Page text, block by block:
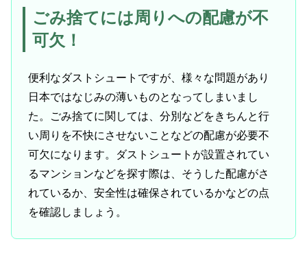
ごみ捨てには周りへの配慮が不
可欠！
便利なダストシュートですが、様々な問題があり
日本ではなじみの薄いものとなってしまいまし
た。ごみ捨てに関しては、分別などをきちんと行
い周りを不快にさせないことなどの配慮が必要不
可欠になります。ダストシュートが設置されてい
るマンションなどを探す際は、そうした配慮がさ
れているか、安全性は確保されているかなどの点
を確認しましょう。